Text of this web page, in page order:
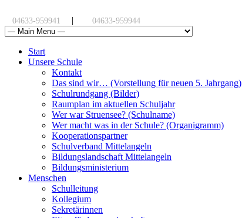
04633-959941 | 04633-959944
Start
Unsere Schule
Kontakt
Das sind wir… (Vorstellung für neuen 5. Jahrgang)
Schulrundgang (Bilder)
Raumplan im aktuellen Schuljahr
Wer war Struensee? (Schulname)
Wer macht was in der Schule? (Organigramm)
Kooperationspartner
Schulverband Mittelangeln
Bildungslandschaft Mittelangeln
Bildungsministerium
Menschen
Schulleitung
Kollegium
Sekretärinnen